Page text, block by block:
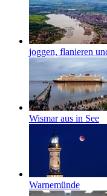
joggen, flanieren
Wismar aus in See
Warnemünde